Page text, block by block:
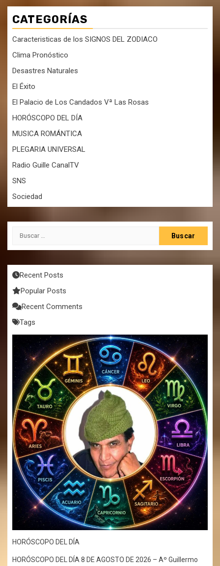
CATEGORÍAS
Caracteristicas de los SIGNOS DEL ZODIACO
Clima Pronóstico
Desastres Naturales
El Éxito
El Palacio de Los Candados Vª Las Rosas
HORÓSCOPO DEL DÍA
MUSICA ROMÁNTICA
PLEGARIA UNIVERSAL
Radio Guille CanalTV
SNS
Sociedad
Buscar:
Recent Posts
Popular Posts
Recent Comments
Tags
HORÓSCOPO DEL DÍA
HORÓSCOPO DEL DÍA 8 DE AGOSTO DE 2026 – Aº Guillermo